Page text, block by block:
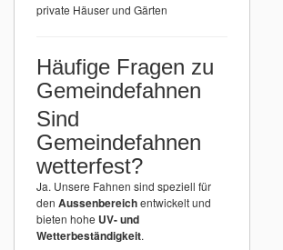
private Häuser und Gärten
Häufige Fragen zu
Gemeindefahnen
Sind
Gemeindefahnen
wetterfest?
Ja. Unsere Fahnen sind speziell für
den Aussenbereichentwickelt und
bieten hohe UV- und
Wetterbeständigkeit.